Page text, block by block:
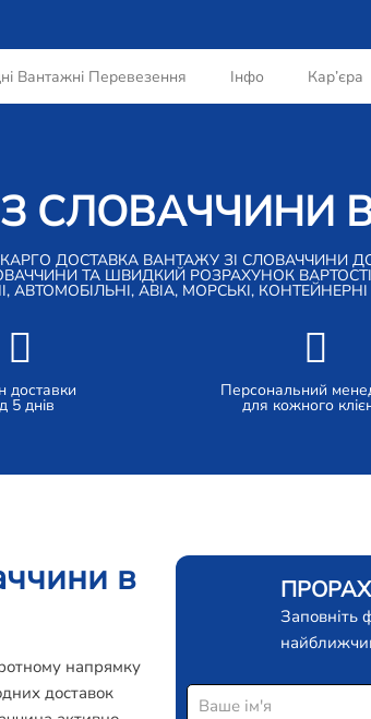
Вантажні Перевезення Інфо Кар’єра
СЛОВАЧЧИНИ В
ДОСТАВКА ВАНТАЖУ ЗІ СЛОВАЧЧИНИ
ТА ШВИДКИЙ РОЗРАХУНОК
АВІА, МОРСЬКІ,
доставки
5 днів
Персональний
для кожного
в
напрямку
доставок
Заповніть